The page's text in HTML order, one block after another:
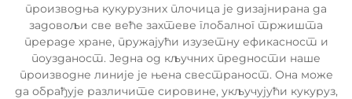
производња кукурузних плочица је дизајнирана да
задовољи све веће захтеве глобалног тржишта
прераде хране, пружајући изузетну ефикасност и
поузданост. Једна од кључних предности наше
производне линије је њена свестраност. Она може
да обрађује различите сировине, укључујући кукуруз,